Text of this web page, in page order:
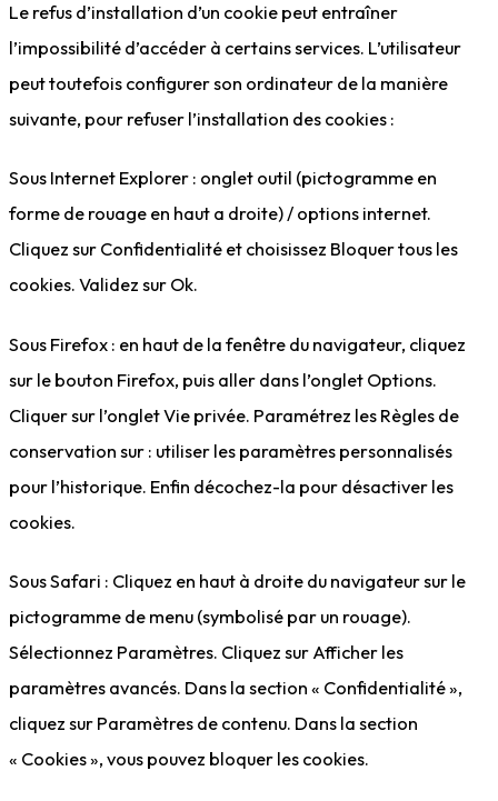
Le refus d’installation d’un cookie peut entraîner
l’impossibilité d’accéder à certains services. L’utilisateur
peut toutefois configurer son ordinateur de la manière
suivante, pour refuser l’installation des cookies :
Sous Internet Explorer : onglet outil (pictogramme en
forme de rouage en haut a droite) / options internet.
Cliquez sur Confidentialité et choisissez Bloquer tous les
cookies. Validez sur Ok.
Sous Firefox : en haut de la fenêtre du navigateur, cliquez
sur le bouton Firefox, puis aller dans l’onglet Options.
Cliquer sur l’onglet Vie privée. Paramétrez les Règles de
conservation sur : utiliser les paramètres personnalisés
pour l’historique. Enfin décochez-la pour désactiver les
cookies.
Sous Safari : Cliquez en haut à droite du navigateur sur le
pictogramme de menu (symbolisé par un rouage).
Sélectionnez Paramètres. Cliquez sur Afficher les
paramètres avancés. Dans la section « Confidentialité »,
cliquez sur Paramètres de contenu. Dans la section
« Cookies », vous pouvez bloquer les cookies.